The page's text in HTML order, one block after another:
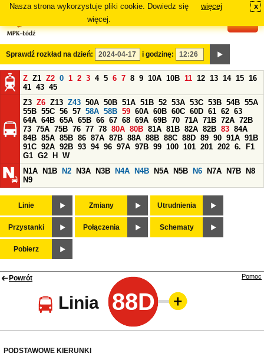
Nasza strona wykorzystuje pliki cookie. Dowiedz się
więcej.
więcej x
Sprawdź rozkład na dzień: i godzinę:
Z Z1 Z2 0 1 2 3 4 5 6 7 8 9 10A 10B 11 12 13 14 15 16
41 43 45
Z3 Z6 Z13 Z43 50A 50B 51A 51B 52 53A 53C 53B 54B 55A
55B 55C 56 57 58A 58B 59 60A 60B 60C 60D 61 62 63
64A 64B 65A 65B 66 67 68 69A 69B 70 71A 71B 72A 72B
73 75A 75B 76 77 78 80A 80B 81A 81B 82A 82B 83 84A
84B 85A 85B 86 87A 87B 88A 88B 88C 88D 89 90 91A 91B
91C 92A 92B 93 94 96 97A 97B 99 100 101 201 202 6.
F1
G1 G2 H
W
N1A
N1B N2 N3A N3B N4A N4B N5A N5B N6 N7A N7B
N8
N9
Linie Zmiany Utrudnienia
Przystanki Połączenia Schematy
Pobierz
Powrót
Linia 88D
Pomoc
PODSTAWOWE KIERUNKI